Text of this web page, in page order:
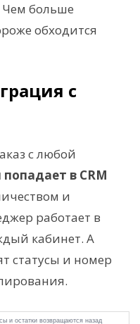
Чем больше
обходится
с
с любой
в CRM
и
работает в
кабинет. А
статусы и номер